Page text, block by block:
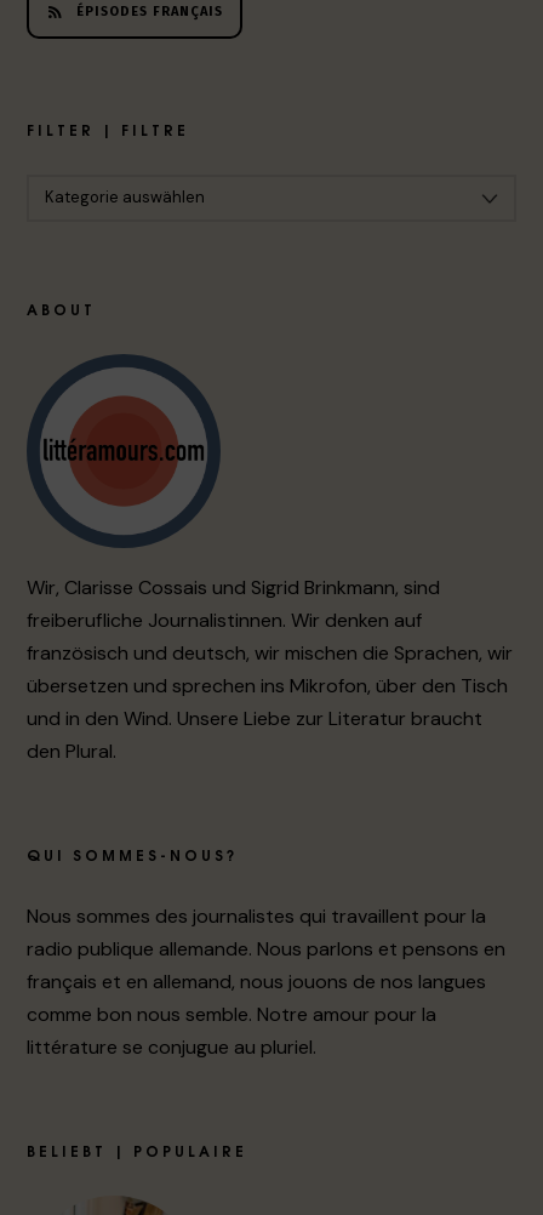
ÉPISODES FRANÇAIS
FILTER | FILTRE
ABOUT
Wir, Clarisse Cossais und Sigrid Brinkmann, sind
freiberufliche Journalistinnen. Wir denken auf
französisch und deutsch, wir mischen die Sprachen, wir
übersetzen und sprechen ins Mikrofon, über den Tisch
und in den Wind. Unsere Liebe zur Literatur braucht
den Plural.
QUI SOMMES-NOUS?
Nous sommes des journalistes qui travaillent pour la
radio publique allemande. Nous parlons et pensons en
français et en allemand, nous jouons de nos langues
comme bon nous semble. Notre amour pour la
littérature se conjugue au pluriel.
BELIEBT | POPULAIRE